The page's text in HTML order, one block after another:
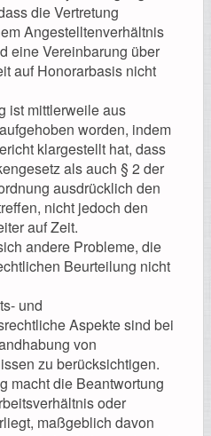
die Vertretung
Angestelltenverhältnis
eine Vereinbarung über
auf Honorarbasis nicht
ist mittlerweile aus
worden, indem
klargestellt hat, dass
als auch § 2 der
ausdrücklich den
nicht jedoch den
auf Zeit.
andere Probleme, die
Beurteilung nicht
und
Aspekte sind bei
von
zu berücksichtigen.
macht die Beantwortung
oder
maßgeblich davon